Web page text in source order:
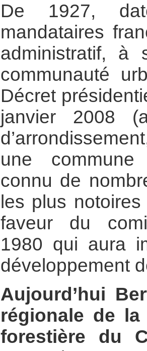
De 1927,
mandataires
administratif, à
communauté
Décret
janvier 2008
une
connu de
les plus
faveur du
1980 qui aura
développement
Aujourd’hui
régionale de
forestière du